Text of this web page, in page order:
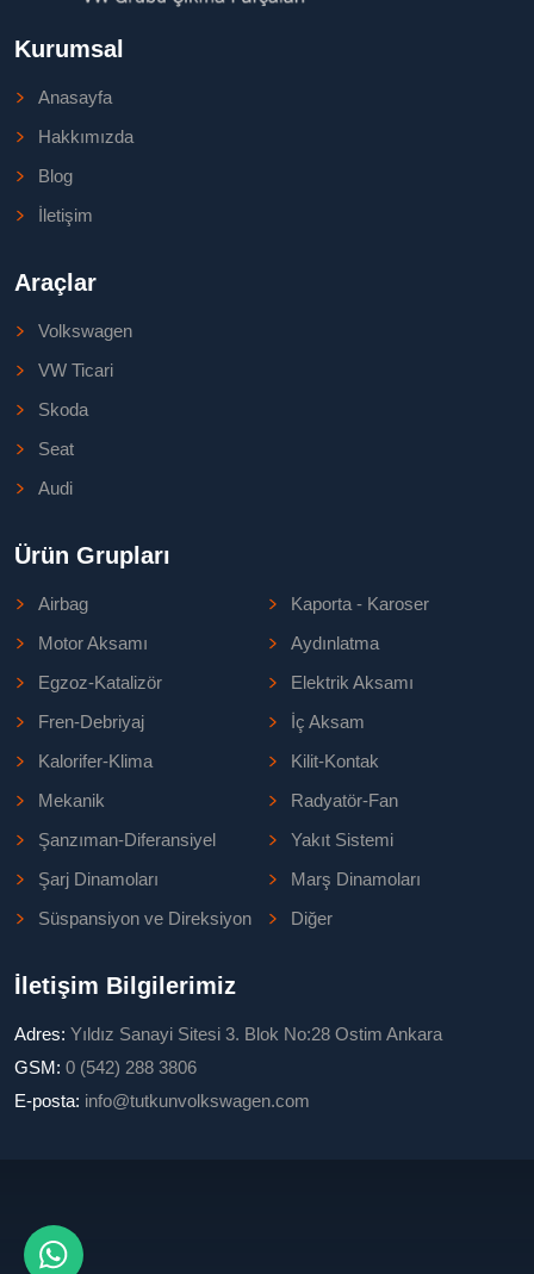
Kurumsal
Anasayfa
Hakkımızda
Blog
İletişim
Araçlar
Volkswagen
VW Ticari
Skoda
Seat
Audi
Ürün Grupları
Airbag
Kaporta - Karoser
Motor Aksamı
Aydınlatma
Egzoz-Katalizör
Elektrik Aksamı
Fren-Debriyaj
İç Aksam
Kalorifer-Klima
Kilit-Kontak
Mekanik
Radyatör-Fan
Şanzıman-Diferansiyel
Yakıt Sistemi
Şarj Dinamoları
Marş Dinamoları
Süspansiyon ve Direksiyon
Diğer
İletişim Bilgilerimiz
Adres: Yıldız Sanayi Sitesi 3. Blok No:28 Ostim Ankara
GSM: 0 (542) 288 3806
E-posta: info@tutkunvolkswagen.com